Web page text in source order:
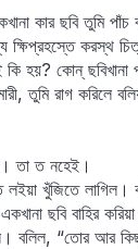
কার ছবি তুমি পাঁচ
ক্ষিপ্রহস্তে করস্থ
হয়? কোন্ ছবিখানা
তুমি রাগ করিলে
তা ত নহেই।
লইয়া খুঁজিতে
একখানা ছবি বাহির
দিল। বলিল,
Lost your